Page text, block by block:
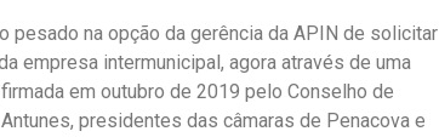
na opção da gerência da APIN de solicitar
empresa intermunicipal, agora através de uma
em outubro de 2019 pelo Conselho de
presidentes das câmaras de Penacova e